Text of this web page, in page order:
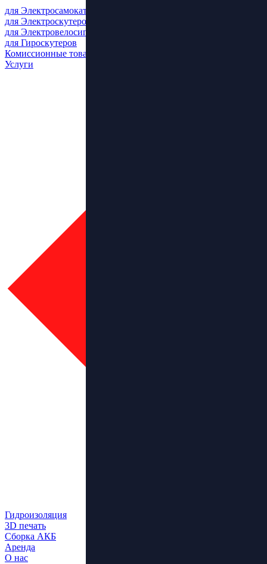
для Электросамокатов
для Электроскутеров
для Электровелосипедов
для Гироскутеров
Комиссионные товары
Услуги
Гидроизоляция
3D печать
Сборка АКБ
Аренда
О нас